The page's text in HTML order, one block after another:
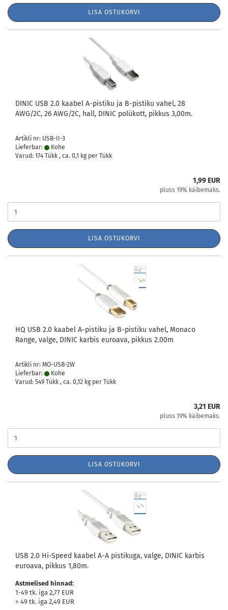
LISA OSTUKORVI
DINIC USB 2.0 kaabel A-pistiku ja B-pistiku vahel, 28
AWG/2C, 26 AWG/2C, hall, DINIC polükott, pikkus 3,00m.
Artikli nr: USB-II-3
Lieferbar:
Kohe
Varud: 174 Tükk , ca. 0,1 kg per Tükk
1,99 EUR
pluss 19% käibemaks.
LISA OSTUKORVI
HQ USB 2.0 kaabel A-pistiku ja B-pistiku vahel, Monaco
Range, valge, DINIC karbis euroava, pikkus 2.00m
Artikli nr: MO-USB-2W
Lieferbar:
Kohe
Varud: 549 Tükk , ca. 0,12 kg per Tükk
3,21 EUR
pluss 19% käibemaks.
LISA OSTUKORVI
USB 2.0 Hi-Speed kaabel A-A pistikuga, valge, DINIC karbis
euroava, pikkus 1,80m.
Astmelised hinnad:
1-49 tk. iga 2,77 EUR
> 49 tk. iga 2,49 EUR